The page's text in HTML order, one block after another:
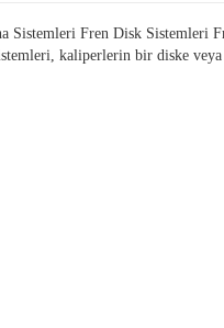
Sistemleri Fren Disk Sistemleri
kaliperlerin bir diske veya